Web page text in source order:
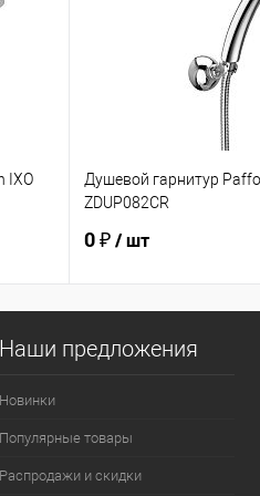
IXO
Душевой гарнитур
ZDUP082CR
0 ₽/ шт
Наши предложения
Новинки
Популярные товары
Распродажи и скидки